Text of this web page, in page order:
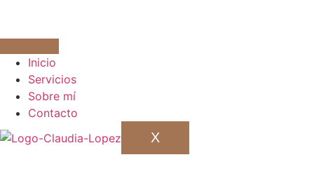
Inicio
Servicios
Sobre mí
Contacto
X